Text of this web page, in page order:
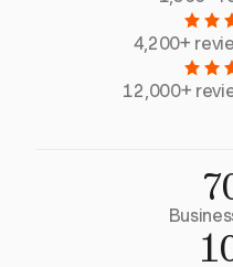
4,200+
12,000+